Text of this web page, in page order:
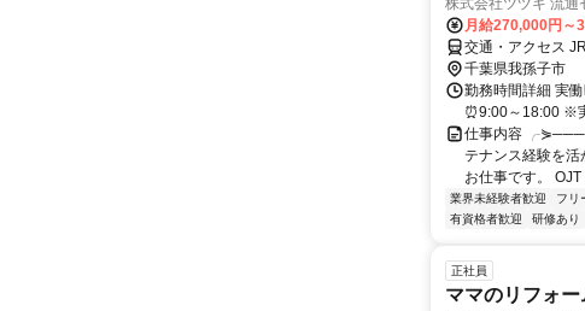
株式会社ツヅキ 流通
月給270,000円～
交通・アクセス
千葉県我孫子市
勤務時間詳細 実
⏰9:00～18:00 ※
仕事内容
テナンス経験を
お仕事です。 OJT
業界未経験者歓迎 フリ
有資格者歓迎
研修あり
正社員
ママのリフォ